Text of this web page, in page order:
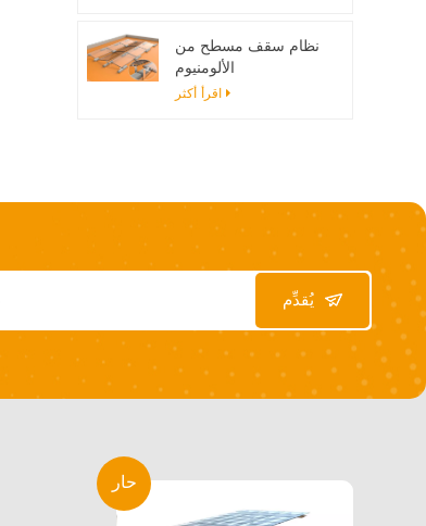
نظام سقف مسطح من
الألومنيوم
اقرأ أكثر
يُقدِّم
حار